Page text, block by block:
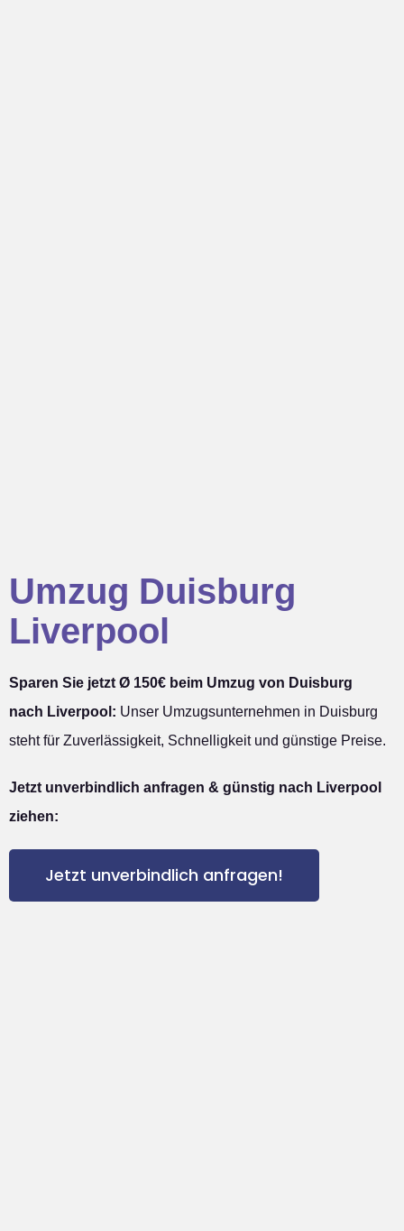
Umzug Duisburg
Liverpool
Sparen Sie jetzt Ø 150€ beim Umzug von Duisburg
nach Liverpool: Unser Umzugsunternehmen in Duisburg
steht für Zuverlässigkeit, Schnelligkeit und günstige Preise.
Jetzt unverbindlich anfragen & günstig nach Liverpool
ziehen:
Jetzt unverbindlich anfragen!